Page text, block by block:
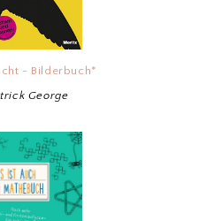
- Bilderbuch*
George